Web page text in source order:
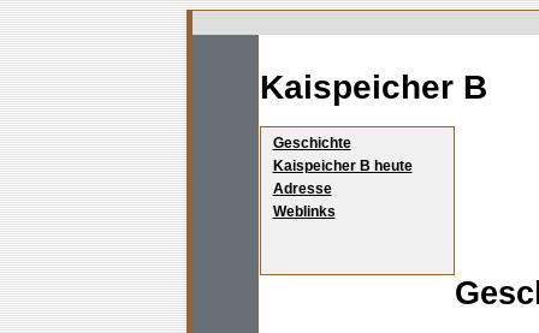
Kaispeicher B
Geschichte
Kaispeicher B heute
Adresse
Weblinks